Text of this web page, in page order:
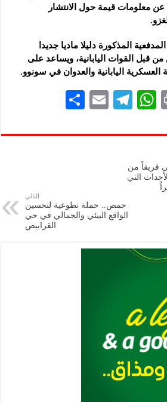
عن معلومات قيمة حول الانتشار
المذكورة دليلا ماديا جديدا
قبل القوات اليابانية، ويساعد على
العسكرية اليابانية والعدوان في سونوو.
P
nt
W
at
A
p
Te
gr
E
ai
ar
فريقاً من
التي
التالي
حمص.. حملة تطوعية لتحسين
الواقع البيئي والجمالي في حي
القرابيص